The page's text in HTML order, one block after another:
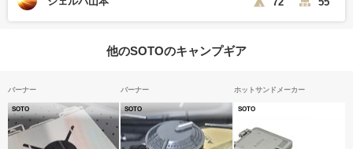
他のSOTOのキャンプギア
バーナー
SOTO
バーナー
SOTO
ホットサンドメーカー
SOTO